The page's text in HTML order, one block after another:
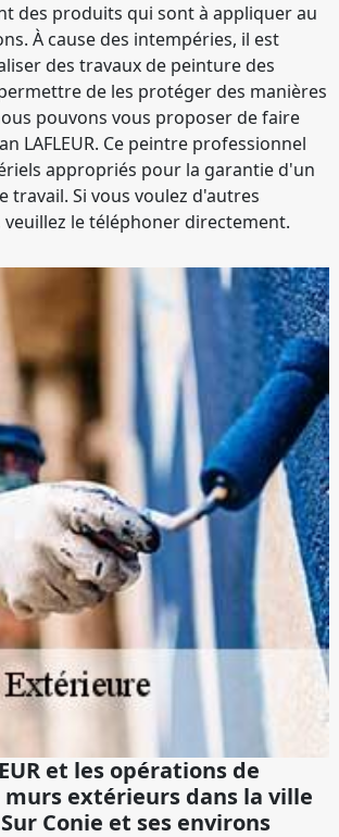
des produits qui sont à appliquer au
À cause des intempéries, il est
des travaux de peinture des
de les protéger des manières
pouvons vous proposer de faire
LAFLEUR. Ce peintre professionnel
appropriés pour la garantie d'un
travail. Si vous voulez d'autres
le téléphoner directement.
et les opérations de
extérieurs dans la ville
Conie et ses environs